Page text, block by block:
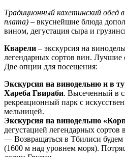
Традиционный кахетинский обед
плата) – вкуснейшие блюда
вином, дегустация сыра и
Кварели – экскурсия на
легендарных сортов вин. Лучшие
Две опции для посещения:
Экскурсия на винодельню и в
Хареба Гвираби. Высеченный в
рекреационный парк с
мельницей.
Экскурсия на винодельню
дегустацией легендарных сортов
— Возвращаться в Тбилиси будем
(1600 м над уровнем моря).